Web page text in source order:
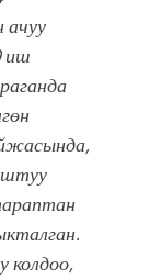
иш
колдоо,